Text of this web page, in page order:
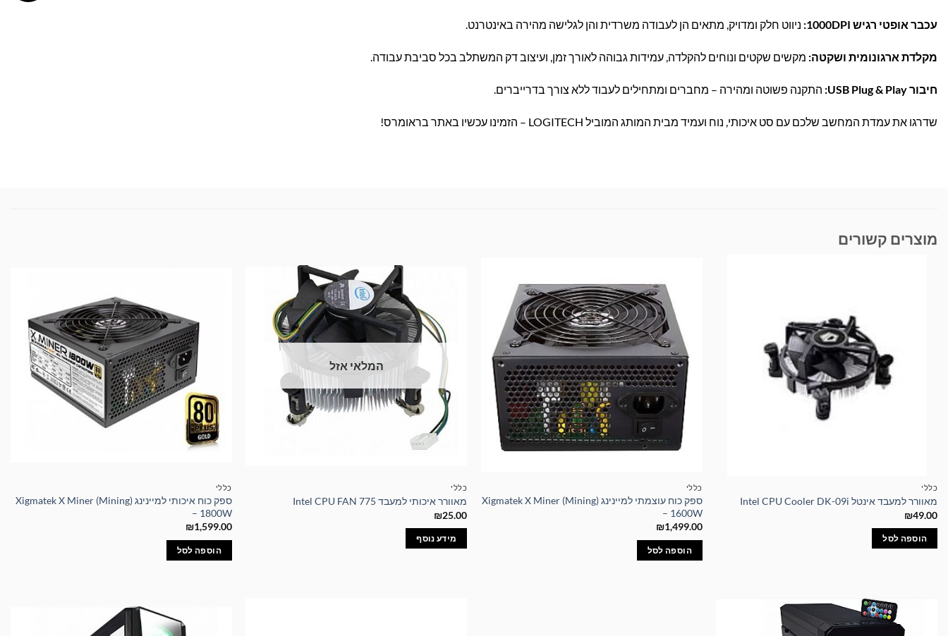
עכבר אופטי רגיש 1000DPI: ניווט חלק ומדויק, מתאים הן לעבודה משרדית והן לגלישה מהירה באינטרנט.
מקלדת ארגונומית ושקטה: מקשים שקטים ונוחים להקלדה, עמידות גבוהה לאורך זמן, ועיצוב דק המשתלב בכל סביבת עבודה.
חיבור USB Plug & Play: התקנה פשוטה ומהירה – מחברים ומתחילים לעבוד ללא צורך בדרייברים.
שדרגו את עמדת המחשב שלכם עם סט איכותי, נוח ועמיד מבית המותג המוביל LOGITECH – הזמינו עכשיו באתר בראומרס!
מוצרים קשורים
כללי
מאוורר למעבד אינטל Intel CPU Cooler DK-09i
₪49.00
הוספה לסל
כללי
ספק כוח עוצמתי למיינינג Xigmatek X Miner (Mining)
– 1600W
₪1,499.00
הוספה לסל
המלאי אזל
כללי
מאוורר איכותי למעבד Intel CPU FAN 775
₪25.00
מידע נוסף
כללי
ספק כוח איכותי למיינינג Xigmatek X Miner (Mining)
– 1800W
₪1,599.00
הוספה לסל